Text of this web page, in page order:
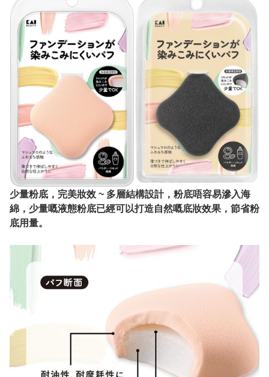
少量粉底，完美妝效 ~ 多層結構設計，粉底唔容易滲入海
綿，少量嘅液態粉底已經可以打造自然嘅底妝效果，節省粉
底用量。